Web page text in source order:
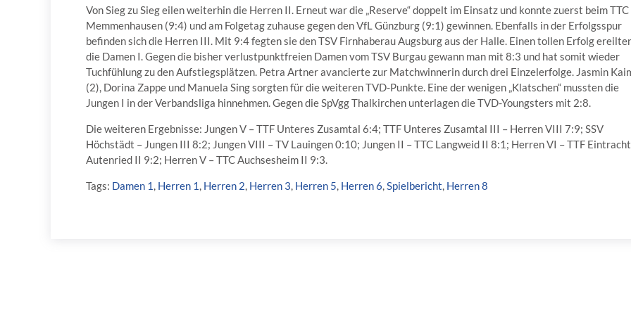
Von Sieg zu Sieg eilen weiterhin die Herren II. Erneut war die „Reserve“ doppelt im Einsatz und konnte zuerst beim TTC
Memmenhausen (9:4) und am Folgetag zuhause gegen den VfL Günzburg (9:1) gewinnen. Ebenfalls in der Erfolgsspur
befinden sich die Herren III. Mit 9:4 fegten sie den TSV Firnhaberau Augsburg aus der Halle. Einen tollen Erfolg
die Damen I. Gegen die bisher verlustpunktfreien Damen vom TSV Burgau gewann man mit 8:3 und hat somit wieder
Tuchfühlung zu den Aufstiegsplätzen. Petra Artner avancierte zur Matchwinnerin durch drei Einzelerfolge. Jasmin
(2), Dorina Zappe und Manuela Sing sorgten für die weiteren TVD-Punkte. Eine der wenigen „Klatschen“ mussten die
Jungen I in der Verbandsliga hinnehmen. Gegen die SpVgg Thalkirchen unterlagen die TVD-Youngsters mit 2:8.
Die weiteren Ergebnisse: Jungen V – TTF Unteres Zusamtal 6:4; TTF Unteres Zusamtal III – Herren VIII 7:9; SSV
Höchstädt – Jungen III 8:2; Jungen VIII – TV Lauingen 0:10; Jungen II – TTC Langweid II 8:1; Herren VI – TTF Eintracht
Autenried II 9:2; Herren V – TTC Auchsesheim II 9:3.
Tags: Damen 1 , Herren 1 , Herren 2, Herren 3, Herren 5, Herren 6,Spielbericht, Herren 8